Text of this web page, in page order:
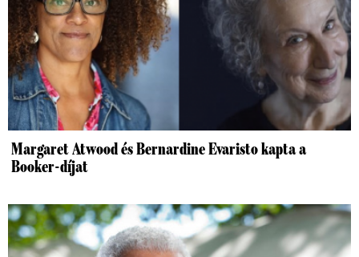
Margaret Atwood és Bernardine Evaristo kapta a
Booker-díjat